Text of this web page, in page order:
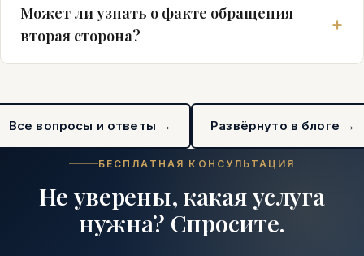
Может ли узнать о факте обращения
вторая сторона?
Все вопросы и ответы → Развёрнуто в блоге →
БЕСПЛАТНАЯ КОНСУЛЬТАЦИЯ
Не уверены, какая услуга
нужна? Спросите.